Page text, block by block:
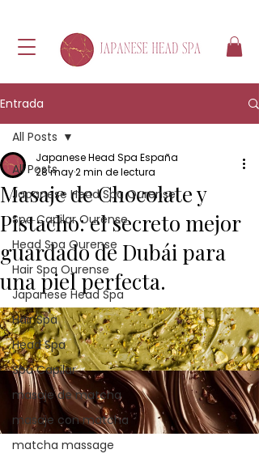
Entrada
All Posts
Japanese Head Spa Ourense
Spa Capilar Ourense
Head Spa Ourense
Hair Spa Ourense
Japanese Head Spa
Hair Spa
Head Spa
Spa Capilar
masaje de matcha
masaje con matcha
matcha massage
All Posts
Masaje de Chocolate y
Pistacho: el secreto mejor
guardado de Dubái para
una piel perfecta.
Japanese Head Spa España
28 may2 min de lectura